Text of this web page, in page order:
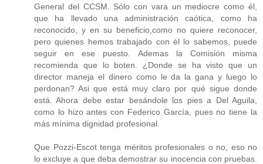
General del CCSM. Sólo con vara un mediocre como él,
que ha llevado una administración caótica, como ha
reconocido, y en su beneficio,como no quiere reconocer,
pero quienes hemos trabajado con él lo sabemos, puede
seguir en ese puesto. Ademas la Comisión misma
recomienda que lo boten. ¿Donde se ha visto que un
director maneja el dinero como le da la gana y luego lo
perdonan? Asi que está muy claro por qué sigue donde
está. Ahora debe estar besándole los pies a Del Aguila,
como lo hizo antes con Federico García, pues no tiene la
más mínima dignidad profesional.
Que Pozzi-Escot tenga méritos profesionales o no, eso no
lo excluye a que deba demostrar su inocencia con pruebas.